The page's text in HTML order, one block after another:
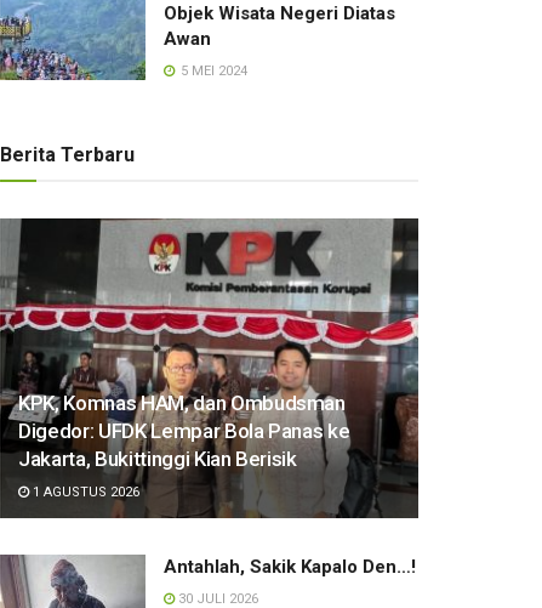
Objek Wisata Negeri Diatas
Awan
5 MEI 2024
Berita Terbaru
KPK, Komnas HAM, dan Ombudsman
Digedor: UFDK Lempar Bola Panas ke
Jakarta, Bukittinggi Kian Berisik
1 AGUSTUS 2026
Antahlah, Sakik Kapalo Den…!
30 JULI 2026